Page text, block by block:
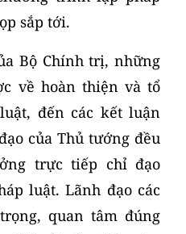
sắp tới.
Bộ Chính trị, những
về hoàn thiện và tổ
đến các kết luận
của Thủ tướng đều
trực tiếp chỉ đạo
luật. Lãnh đạo các
quan tâm đúng